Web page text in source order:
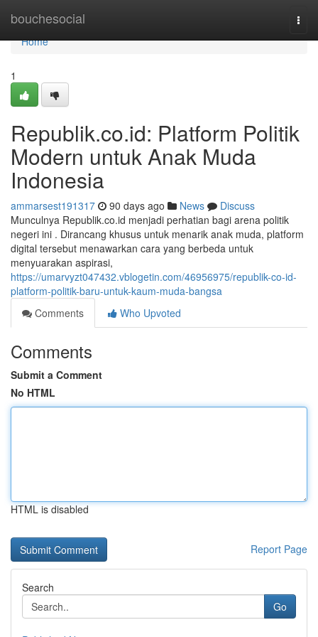
bouchesocial
Home
Home
1
Republik.co.id: Platform Politik
Modern untuk Anak Muda
Indonesia
ammarsest191317 90 days ago News
Discuss
Munculnya Republik.co.id menjadi perhatian bagi arena politik
negeri ini . Dirancang khusus untuk menarik anak muda, platform
digital tersebut menawarkan cara yang berbeda untuk
menyuarakan aspirasi,
https://umarvyzt047432.vblogetin.com/46956975/republik-co-id-
platform-politik-baru-untuk-kaum-muda-bangsa
Comments
Who Upvoted
Comments
Submit a Comment
No HTML
HTML is disabled
Report Page
Search
Go